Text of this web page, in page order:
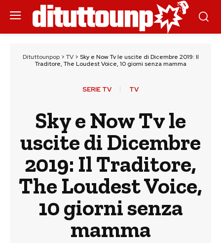
Dituttounpop> TV> Sky e Now Tv le uscite di Dicembre 2019: Il
Traditore, The Loudest Voice, 10 giorni senza mamma
SERIE TV TV
Sky e Now Tv le
uscite di Dicembre
2019: Il Traditore,
The Loudest Voice,
10 giorni senza
mamma